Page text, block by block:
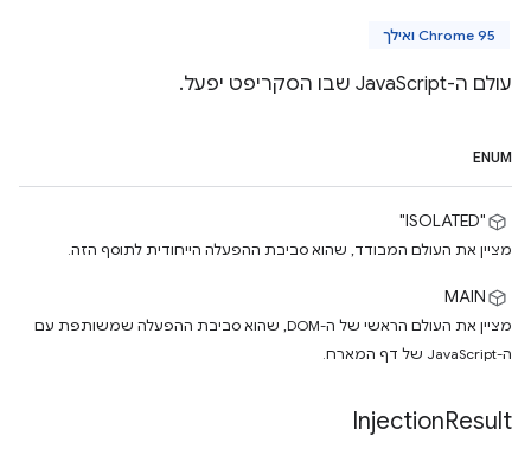
Chrome 95 ואילך
עולם ה-JavaScript שבו הסקריפט יפעל.
ENUM
"ISOLATED"
מציין את העולם המבודד, שהוא סביבת ההפעלה הייחודית לתוסף הזה.
MAIN
מציין את העולם הראשי של ה-DOM, שהוא סביבת ההפעלה שמשותפת עם
ה-JavaScript של דף המארח.
InjectionResult